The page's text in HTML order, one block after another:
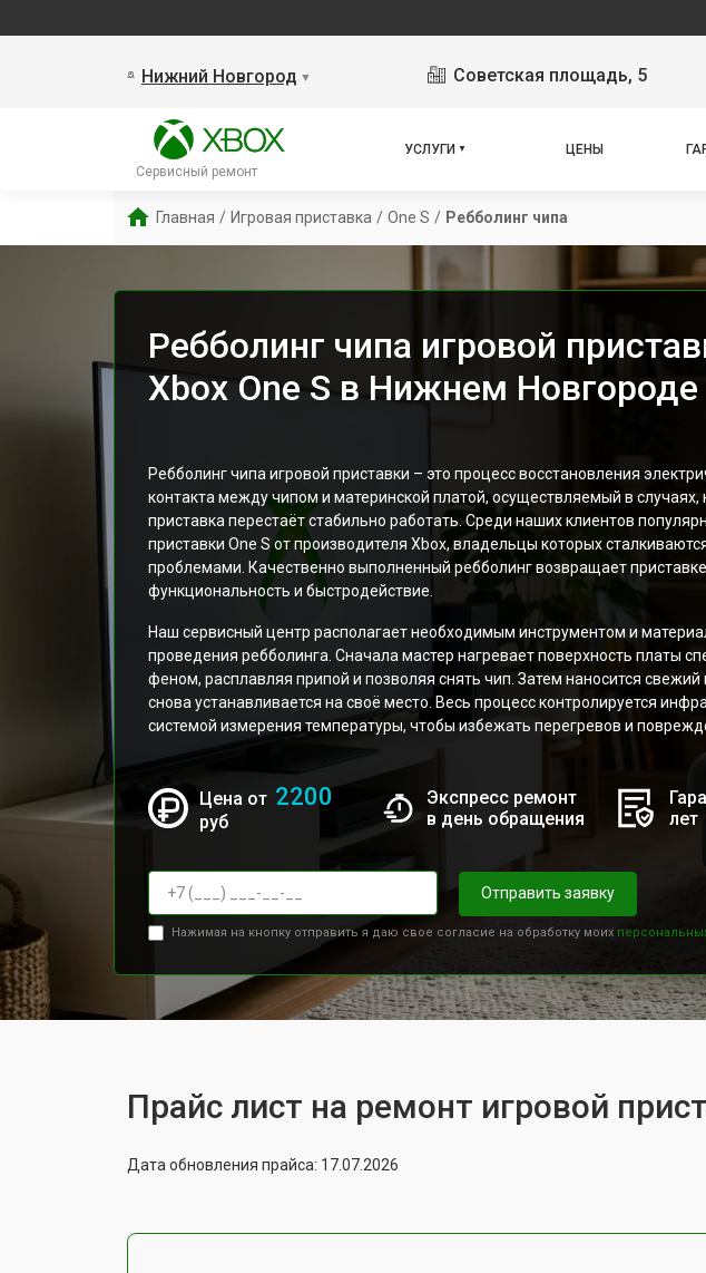
Нижний Новгород ▼ Советская площадь, 5
Сервисный ремонт
УСЛУГИ ЦЕНЫ
Главная / Игровая приставка / One S / Ребболинг чипа
Ребболинг чипа игровой
Xbox One S в Нижнем Новгороде
Ребболинг чипа игровой приставки – это процесс восстановления
контакта между чипом и материнской платой, осуществляемый в случаях,
приставка перестаёт стабильно работать. Среди наших клиентов
приставки One S от производителя Xbox, владельцы которых
проблемами. Качественно выполненный ребболинг возвращает
функциональность и быстродействие.
Наш сервисный центр располагает необходимым инструментом и
проведения ребболинга. Сначала мастер нагревает поверхность платы
феном, расплавляя припой и позволяя снять чип. Затем наносится свежий
снова устанавливается на своё место. Весь процесс контролируется
системой измерения температуры, чтобы избежать перегревов и
Цена от 2200
руб
Экспресс ремонт
в день обращения
лет
Отправить заявку
Нажимая на кнопку отправить я даю свое согласие на обработку моих
Прайс лист на ремонт игровой
Дата обновления прайса: 17.07.2026